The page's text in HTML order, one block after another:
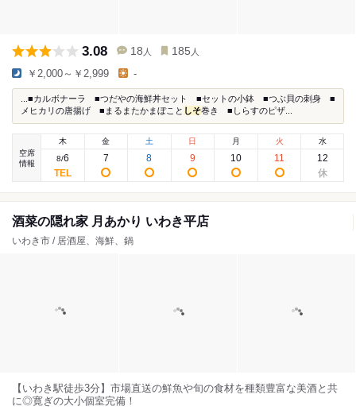
3.08 18 人 185 人
￥2,000～￥2,999 -
...■カルボナーラ ■つだやの海鮮丼セット ■セットの小鉢 ■つぶ貝の刺身 ■
メヒカリの唐揚げ ■まるまたかまぼこと しそ巻き ■しらすのピザ...
空席
情報
木
8/6
金
7
土
8
日
9
月
10
火
11
水
12
酒菜の隠れ家 月あかり いわき平店
いわき市 / 居酒屋、海鮮、鍋
【いわき駅徒歩3分】市場直送の鮮魚や旬の食材を種類豊富な美酒と共
に◎寛ぎの大小個室完備！